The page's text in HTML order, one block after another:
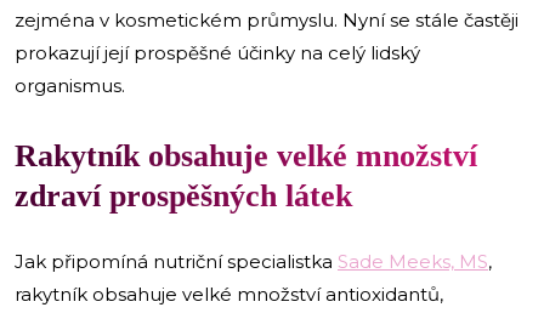
zejména v kosmetickém průmyslu. Nyní se stále častěji
prokazují její prospěšné účinky na celý lidský
organismus.
Rakytník obsahuje velké množství
zdraví prospěšných látek
Jak připomíná nutriční specialistka Sade Meeks, MS,
rakytník obsahuje velké množství antioxidantů,